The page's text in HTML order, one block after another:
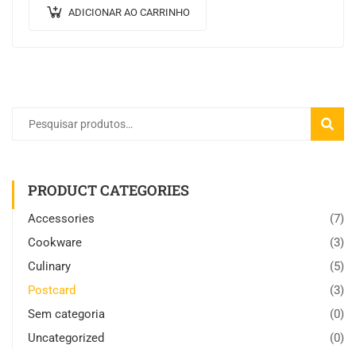
ADICIONAR AO CARRINHO
PRODUCT CATEGORIES
Accessories
(7)
Cookware
(3)
Culinary
(5)
Postcard
(3)
Sem categoria
(0)
Uncategorized
(0)